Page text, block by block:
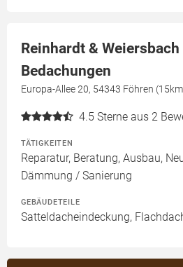
Reinhardt & Weiersbach
Bedachungen
Europa-Allee 20, 54343 Föhren
4.5 Sterne aus 2
TÄTIGKEITEN
Reparatur, Beratung, Ausbau,
Dämmung / Sanierung
GEBÄUDETEILE
Satteldacheindeckung,